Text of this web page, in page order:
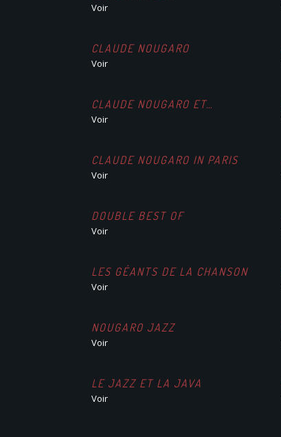
Voir
CLAUDE NOUGARO
Voir
CLAUDE NOUGARO ET…
Voir
CLAUDE NOUGARO IN PARIS
Voir
DOUBLE BEST OF
Voir
LES GÉANTS DE LA CHANSON
Voir
NOUGARO JAZZ
Voir
LE JAZZ ET LA JAVA
Voir